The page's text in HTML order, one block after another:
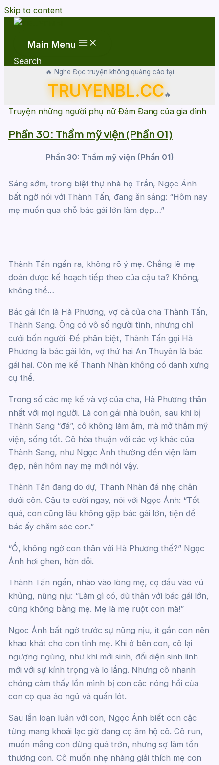
Skip to content
Main Menu
Search
🔥 Nghe Đọc truyện không quảng cáo tại
TRUYENBL.CC🔥
Truyện những người phụ nữ Đảm Đang của gia đình
Phần 30: Thẩm mỹ viện (Phần 01)
Phần 30: Thẩm mỹ viện (Phần 01)
Sáng sớm, trong biệt thự nhà họ Trần, Ngọc Ánh
bất ngờ nói với Thành Tấn, đang ăn sáng: “Hôm nay
mẹ muốn qua chỗ bác gái lớn làm đẹp…”
Thành Tấn ngẩn ra, không rõ ý mẹ. Chẳng lẽ mẹ
đoán được kế hoạch tiếp theo của cậu ta? Không,
không thể…
Bác gái lớn là Hà Phương, vợ cả của cha Thành Tấn,
Thành Sang. Ông có vô số người tình, nhưng chỉ
cưới bốn người. Để phân biệt, Thành Tấn gọi Hà
Phương là bác gái lớn, vợ thứ hai An Thuyên là bác
gái hai. Còn mẹ kế Thanh Nhàn không có danh xưng
cụ thể.
Trong số các mẹ kế và vợ của cha, Hà Phương thân
nhất với mọi người. Là con gái nhà buôn, sau khi bị
Thành Sang “đá”, cô không làm ầm, mà mở thẩm mỹ
viện, sống tốt. Cô hòa thuận với các vợ khác của
Thành Sang, như Ngọc Ánh thường đến viện làm
đẹp, nên hôm nay mẹ mới nói vậy.
Thành Tấn đang do dự, Thanh Nhàn đá nhẹ chân
dưới côn. Cậu ta cười ngay, nói với Ngọc Ánh: “Tốt
quá, con cũng lâu không gặp bác gái lớn, tiện để
bác ấy chăm sóc con.”
“Ồ, không ngờ con thân với Hà Phương thế?” Ngọc
Ánh hơi ghen, hờn dỗi.
Thành Tấn ngẩn, nhào vào lòng mẹ, cọ đầu vào vú
khủng, nũng nịu: “Làm gì có, dù thân với bác gái lớn,
cũng không bằng mẹ. Mẹ là mẹ ruột con mà!”
Ngọc Ánh bất ngờ trước sự nũng nịu, ít gần con nên
khao khát cho con tình mẹ. Khi ở bên con, cô lại
ngượng ngùng, như khi mới sinh, đối diện sinh linh
mới với sự kính trọng và lo lắng. Nhưng cô nhanh
chóng cảm thấy lồn mình bị con cặc nóng hổi của
con cọ qua áo ngủ và quần lót.
Sau lần loạn luân với con, Ngọc Ánh biết con cặc
từng mang khoái lạc giờ đang cọ âm hộ cô. Cô run,
muốn mắng con đừng quá trớn, nhưng sợ làm tổn
thương con. Cô muốn nhẹ nhàng giải thích mẹ con